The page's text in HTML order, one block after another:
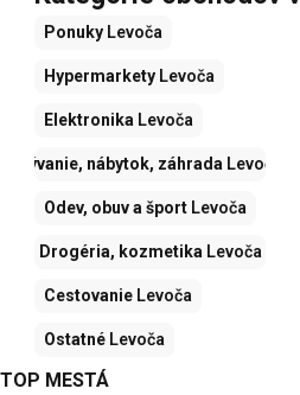
Ponuky Levoča
Hypermarkety Levoča
Elektronika Levoča
Bývanie, nábytok, záhrada Levoča
Odev, obuv a šport Levoča
Drogéria, kozmetika Levoča
Cestovanie Levoča
Ostatné Levoča
TOP MESTÁ